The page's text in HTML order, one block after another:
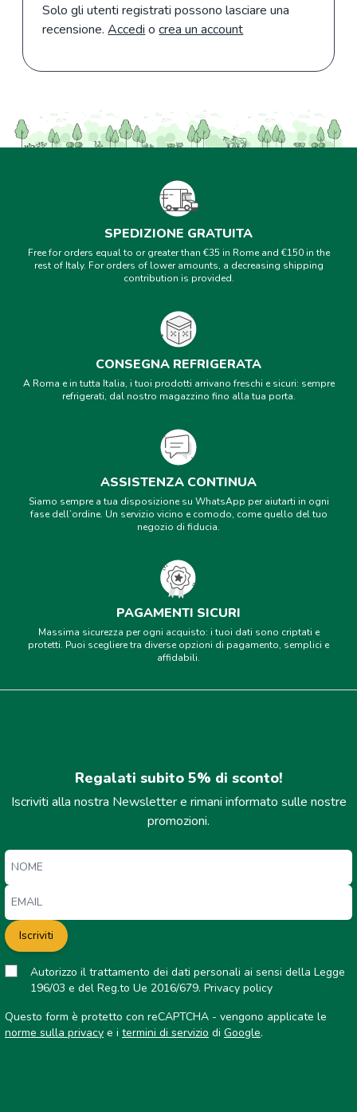
Solo gli utenti registrati possono lasciare una
recensione.Accedi ocrea un account
SPEDIZIONE GRATUITA
Free for orders equal to or greater than €35 in Rome and €150 in the
rest of Italy. For orders of lower amounts, a decreasing shipping
contribution is provided.
CONSEGNA REFRIGERATA
A Roma e in tutta Italia, i tuoi prodotti arrivano freschi e sicuri: sempre
refrigerati, dal nostro magazzino fino alla tua porta.
ASSISTENZA CONTINUA
Siamo sempre a tua disposizione su WhatsApp per aiutarti in ogni
fase dell’ordine. Un servizio vicino e comodo, come quello del tuo
negozio di fiducia.
PAGAMENTI SICURI
Massima sicurezza per ogni acquisto: i tuoi dati sono criptati e
protetti. Puoi scegliere tra diverse opzioni di pagamento, semplici e
affidabili.
Regalati subito 5% di sconto!
Iscriviti alla nostra Newsletter e rimani informato sulle nostre
promozioni.
Iscriviti
Autorizzo il trattamento dei dati personali ai sensi della Legge
196/03 e del Reg.to Ue 2016/679. Privacy policy
Questo form è protetto con reCAPTCHA - vengono applicate le
norme sulla privacy e i termini di servizio di Google.